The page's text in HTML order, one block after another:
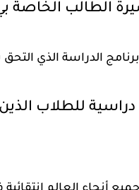
الطالب الخاصة
الدراسة الذي التحق
للطلاب